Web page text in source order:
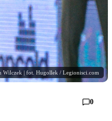
Wilczek | fot. Hugollek / Legionisci.com
0